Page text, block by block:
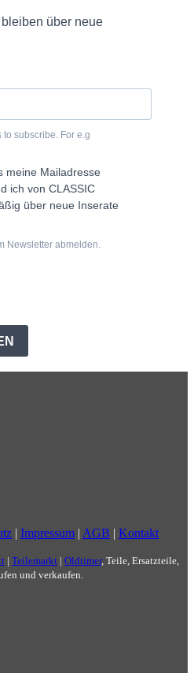
| Impressum | AGB | Kontakt
| Teilemarkt | Oldtimer, Teile, Ersatzteile,
und verkaufen.